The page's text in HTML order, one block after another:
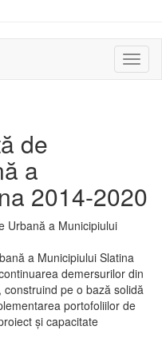
sau
de
a
2014-2020
a Municipiului Slatina
demersurilor din
pe o bază solidă
portofoliilor de
și capacitate